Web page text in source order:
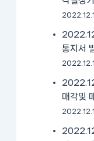
통지서
매각및